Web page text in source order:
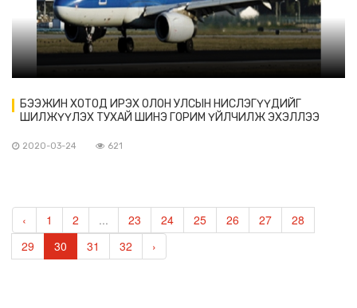
БЭЭЖИН ХОТОД ИРЭХ ОЛОН УЛСЫН НИСЛЭГҮҮДИЙГ
ШИЛЖҮҮЛЭХ ТУХАЙ ШИНЭ ГОРИМ ҮЙЛЧИЛЖ ЭХЭЛЛЭЭ
2020-03-24 621
‹ 1 2 ... 23 24 25 26 27
28
29
30 31 32 ›